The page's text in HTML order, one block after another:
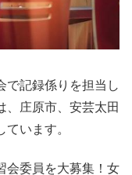
で記録係りを担当し
、庄原市、安芸太田
います。
会委員を大募集！女